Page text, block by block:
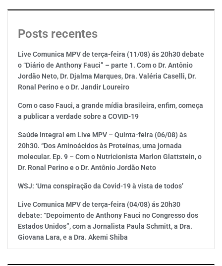
Posts recentes
Live Comunica MPV de terça-feira (11/08) ás 20h30 debate
o “Diário de Anthony Fauci” – parte 1. Com o Dr. Antônio
Jordão Neto, Dr. Djalma Marques, Dra. Valéria Caselli, Dr.
Ronal Perino e o Dr. Jandir Loureiro
Com o caso Fauci, a grande mídia brasileira, enfim, começa
a publicar a verdade sobre a COVID-19
Saúde Integral em Live MPV – Quinta-feira (06/08) às
20h30. “Dos Aminoácidos às Proteínas, uma jornada
molecular. Ep. 9 – Com o Nutricionista Marlon Glattstein, o
Dr. Ronal Perino e o Dr. Antônio Jordão Neto
WSJ: ‘Uma conspiração da Covid-19 à vista de todos’
Live Comunica MPV de terça-feira (04/08) ás 20h30
debate: “Depoimento de Anthony Fauci no Congresso dos
Estados Unidos”, com a Jornalista Paula Schmitt, a Dra.
Giovana Lara, e a Dra. Akemi Shiba